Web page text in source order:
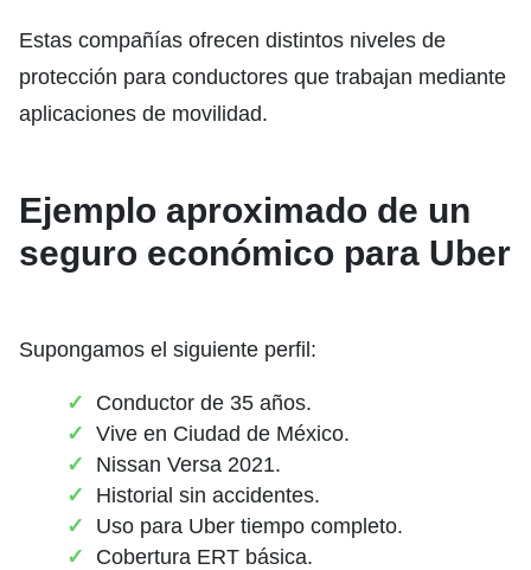
Estas compañías ofrecen distintos niveles de
protección para conductores que trabajan mediante
aplicaciones de movilidad.
Ejemplo aproximado de un
seguro económico para Uber
Supongamos el siguiente perfil:
Conductor de 35 años.
Vive en Ciudad de México.
Nissan Versa 2021.
Historial sin accidentes.
Uso para Uber tiempo completo.
Cobertura ERT básica.